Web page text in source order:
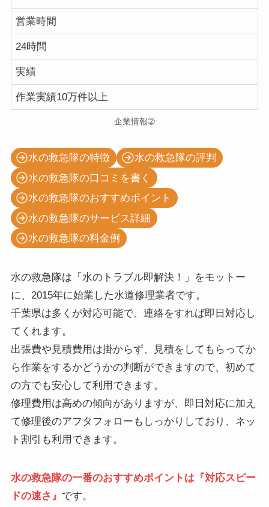
営業時間
24時間
実績
作業実績10万件以上
企業情報➁
水の救急隊の特徴
水の救急隊の評判
水の救急隊の口コミを書く
水の救急隊のおすすめポイント
水の救急隊のサービス詳細
水の救急隊の料金例
水の救急隊は「水のトラブル即解決！」をモットー
に、2015年に始業した水道修理業者です。
千葉県は多くが対応可能で、連絡をすれば即日対応し
てくれます。
出張費や見積費用は掛からず、見積をしてもらってか
ら作業をするかどうかの判断ができますので、初めて
の方でも安心して利用できます。
修理費用は高めの傾向がありますが、即日対応に加え
て修理後のアフタフォローもしっかりしており、ネッ
ト割引も利用できます。
水の救急隊の一番のおすすめポイントは『対応スピー
ドの速さ』 です。